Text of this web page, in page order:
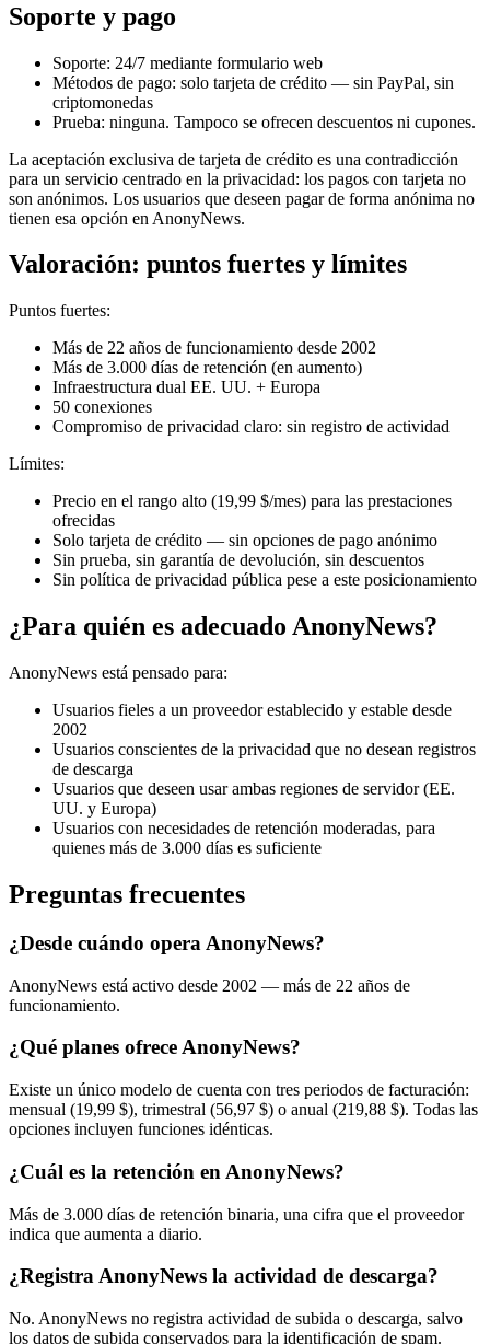
Soporte y pago
Soporte: 24/7 mediante formulario web
Métodos de pago: solo tarjeta de crédito — sin PayPal, sin
criptomonedas
Prueba: ninguna. Tampoco se ofrecen descuentos ni cupones.
La aceptación exclusiva de tarjeta de crédito es una contradicción
para un servicio centrado en la privacidad: los pagos con tarjeta no
son anónimos. Los usuarios que deseen pagar de forma anónima no
tienen esa opción en AnonyNews.
Valoración: puntos fuertes y límites
Puntos fuertes:
Más de 22 años de funcionamiento desde 2002
Más de 3.000 días de retención (en aumento)
Infraestructura dual EE. UU. + Europa
50 conexiones
Compromiso de privacidad claro: sin registro de actividad
Límites:
Precio en el rango alto (19,99 $/mes) para las prestaciones
ofrecidas
Solo tarjeta de crédito — sin opciones de pago anónimo
Sin prueba, sin garantía de devolución, sin descuentos
Sin política de privacidad pública pese a este posicionamiento
¿Para quién es adecuado AnonyNews?
AnonyNews está pensado para:
Usuarios fieles a un proveedor establecido y estable desde
2002
Usuarios conscientes de la privacidad que no desean registros
de descarga
Usuarios que deseen usar ambas regiones de servidor (EE.
UU. y Europa)
Usuarios con necesidades de retención moderadas, para
quienes más de 3.000 días es suficiente
Preguntas frecuentes
¿Desde cuándo opera AnonyNews?
AnonyNews está activo desde 2002 — más de 22 años de
funcionamiento.
¿Qué planes ofrece AnonyNews?
Existe un único modelo de cuenta con tres periodos de facturación:
mensual (19,99 $), trimestral (56,97 $) o anual (219,88 $). Todas las
opciones incluyen funciones idénticas.
¿Cuál es la retención en AnonyNews?
Más de 3.000 días de retención binaria, una cifra que el proveedor
indica que aumenta a diario.
¿Registra AnonyNews la actividad de descarga?
No. AnonyNews no registra actividad de subida o descarga, salvo
los datos de subida conservados para la identificación de spam.